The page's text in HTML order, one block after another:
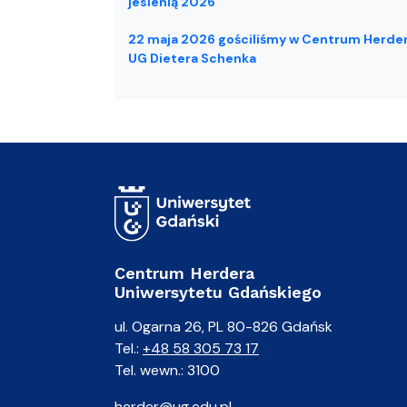
22 maja 2026 gościliśmy w Centrum
UG Dietera Schenka
Centrum Herdera
Uniwersytetu Gdańskiego
ul. Ogarna 26, PL 80-826 Gdańsk
Tel.: +48 58 305 73 17
Tel. wewn.: 3100